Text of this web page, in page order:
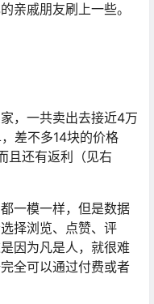
亲戚朋友刷上一些。
，一共卖出去接近4万
差不多14块的价格
且还有返利（见右
一模一样，但是数据
择浏览、点赞、评
因为凡是人，就很难
全可以通过付费或者